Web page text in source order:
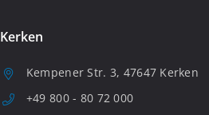
Kerken
Kempener Str. 3, 47647 Kerken
+49 800 - 80 72 000